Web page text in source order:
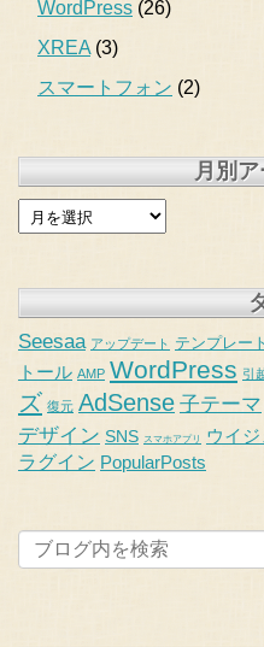
WordPress (26)
XREA (3)
スマートフォン (2)
月別
Seesaa アップデート テンプレー
トール AMP WordPress 引
ズ 復元 AdSense 子テーマ
デザイン SNS スマホアプリ ウイジ
ラグイン PopularPosts